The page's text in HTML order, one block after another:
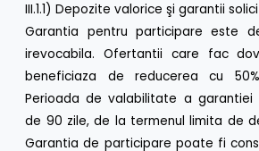
III.1.1) Depozite valorice şi garantii
Garantia pentru participare este
irevocabila. Ofertantii care fac
beneficiaza de reducerea cu
Perioada de valabilitate a
de 90 zile, de la termenul limita de
Garantia de participare poate fi